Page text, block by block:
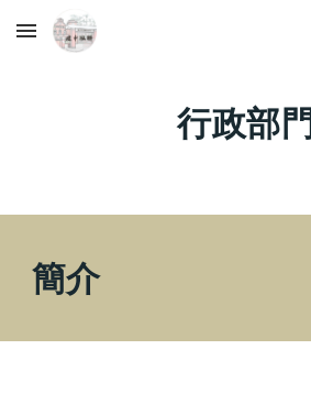
Skip to main content
行政部門
簡介